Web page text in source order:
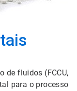
de fluidos (FCCU,
para o processo